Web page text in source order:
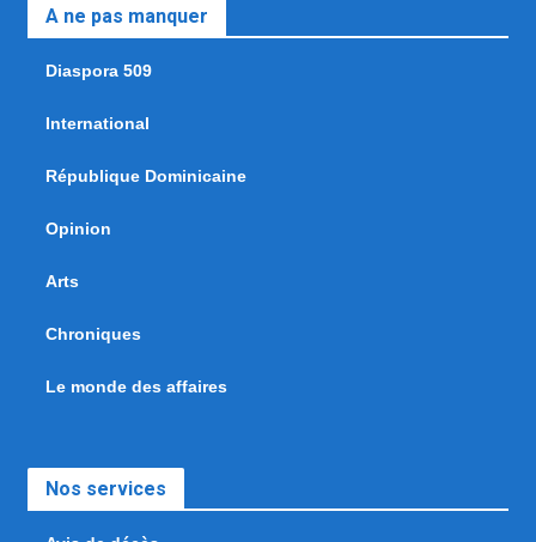
A ne pas manquer
Diaspora 509
International
République Dominicaine
Opinion
Arts
Chroniques
Le monde des affaires
Nos services